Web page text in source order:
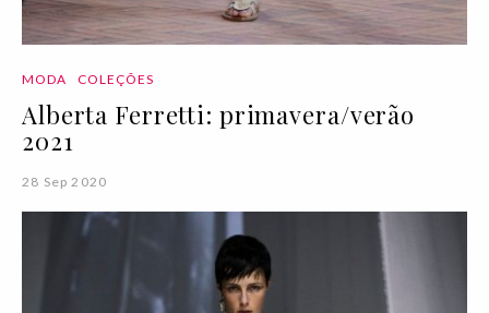
MODA COLEÇÕES
Alberta Ferretti: primavera/verão
2021
28 Sep 2020